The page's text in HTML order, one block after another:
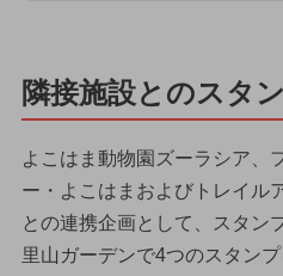
隣接施設とのスタ
よこはま動物園ズーラシア、
ー・よこはまおよびトレイル
との連携企画として、スタン
里山ガーデンで4つのスタン